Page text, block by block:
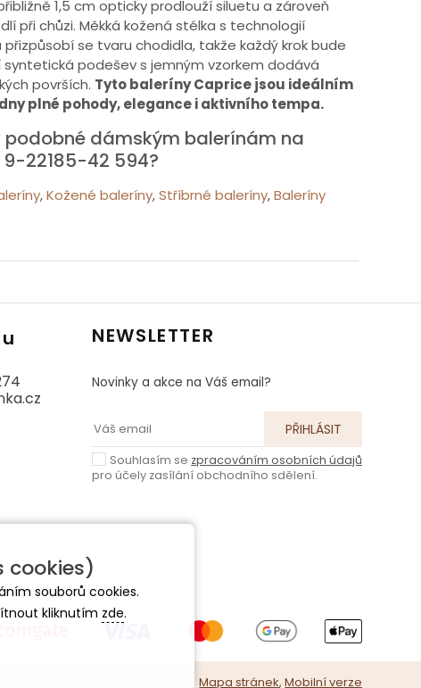
1,5 cm opticky prodlouží siluetu a zároveň
při chůzi. Měkká kožená stélka s technologií
se tvaru chodidla, takže každý krok bude
syntetická podešev s jemným vzorkem dodává
površích. Tyto baleríny Caprice jsou ideálním
plné pohody, elegance i aktivního tempa.
dámským balerínám na
22185-42 594?
,Kožené baleríny,Stříbrné baleríny,Baleríny
NEWSLETTER
Novinky a akce na Váš email?
Souhlasím se zpracováním osobních údajů
pro účely zasílání obchodního sdělení.
Mapa stránek,Mobilní verze
cookies)
souborů cookies.
kliknutím zde.